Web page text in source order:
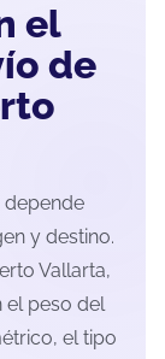
el
de
depende
y destino.
Vallarta,
el peso del
el tipo